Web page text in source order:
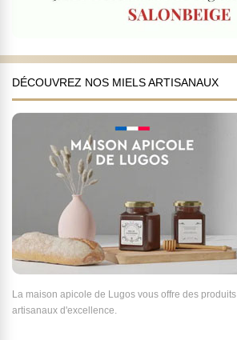
DÉCOUVREZ NOS MIELS ARTISANAUX
La maison apicole de Lugos vous offre des produits
artisanaux d'excellence.